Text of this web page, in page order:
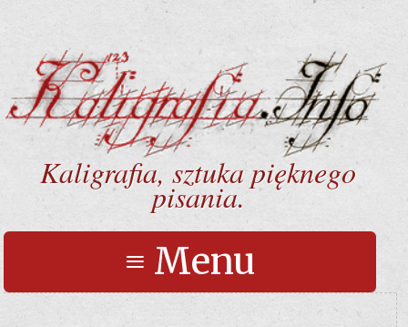
Kaligrafia, sztuka pięknego
pisania.
≡ Menu